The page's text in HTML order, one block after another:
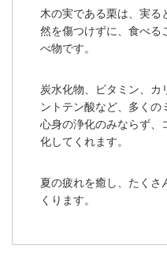
木の実である栗は、実る
然を傷つけずに、食べる
べ物です。
炭水化物、ビタミン、カ
ントテン酸など、多くの
心身の浄化のみならず、
化してくれます。
夏の疲れを癒し、たくさ
くります。